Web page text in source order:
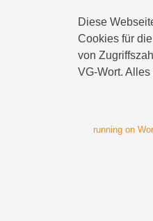
Diese
Cookies für
von
VG-Wort.
running on